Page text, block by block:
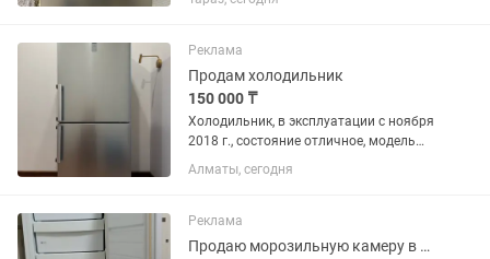
связи с переездом продаем за 180 тыс.
немного тусклый из за...
Реклама
Продам холодильник
150 000 ₸
Холодильник, в эксплуатации с ноября
2018 г., состояние отличное, модель
указана в фото
Алматы, сегодня
Реклама
Продаю морозильную камеру в очень хорошем состоянии